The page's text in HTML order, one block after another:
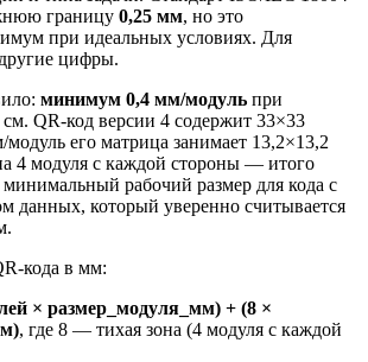
границу 0,25 мм, но это
при идеальных условиях. Для
цифры.
минимум 0,4 мм/модуль при
QR-код версии 4 содержит 33×33
его матрица занимает 13,2×13,2
4 модуля с каждой стороны — итого
рабочий размер для кода с
данных, который уверенно считывается
кода в мм:
× размер_модуля_мм) + (8 ×
, где 8 — тихая зона (4 модуля с каждой